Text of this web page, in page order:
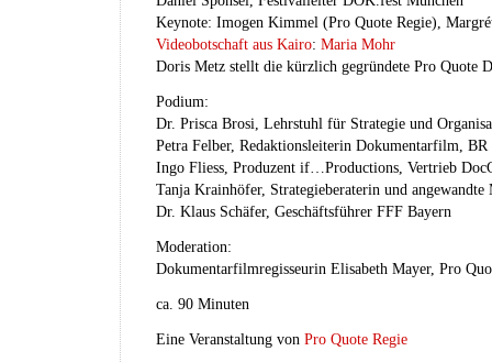
Keynote: Imogen Kimmel (Pro Quote Regie),
Videobotschaft aus Kairo: Maria Mohr
Doris Metz stellt die kürzlich gegründete Pro Quote
Podium:
Dr. Prisca Brosi, Lehrstuhl für Strategie und
Petra Felber, Redaktionsleiterin Dokumentarfilm, BR
Ingo Fliess, Produzent if…Productions, Vertrieb
Tanja Krainhöfer, Strategieberaterin und angewandte
Dr. Klaus Schäfer, Geschäftsführer FFF Bayern
Moderation:
Dokumentarfilmregisseurin Elisabeth Mayer, Pro
ca. 90 Minuten
Eine Veranstaltung von Pro Quote Regie